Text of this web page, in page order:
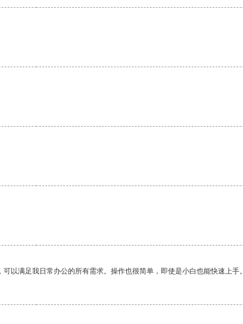
以满足我日常办公的所有需求。操作也很简单，即使是小白也能快速上手。